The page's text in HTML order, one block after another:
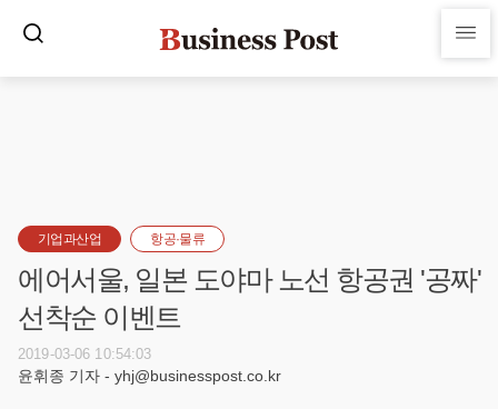
기업과산업 항공·물류
에어서울, 일본 도야마 노선 항공권 '공짜'
선착순 이벤트
2019-03-06 10:54:03
윤휘종 기자 - yhj@businesspost.co.kr